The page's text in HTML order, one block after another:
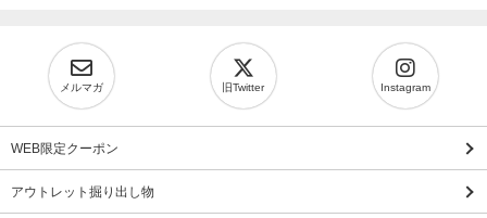
メルマガ 旧Twitter Instagram
WEB限定クーポン
アウトレット掘り出し物